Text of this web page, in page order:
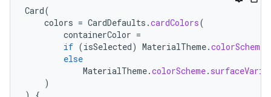
Card(
colors = CardDefaults .cardColors(
containerColor =
if (isSelected) MaterialTheme.colorScheme
else
MaterialTheme.colorScheme.
)